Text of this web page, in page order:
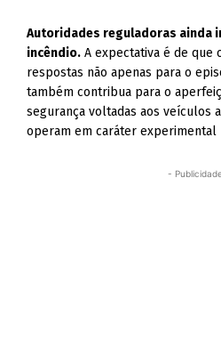
Autoridades reguladoras ainda
incêndio. A expectativa é de que
respostas não apenas para o
também contribua para o
segurança voltadas aos veículos
operam em caráter experimental
-